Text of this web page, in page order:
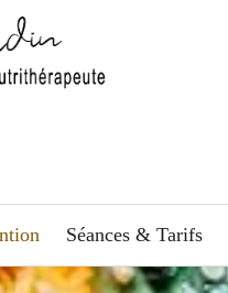
Séances & Tarifs